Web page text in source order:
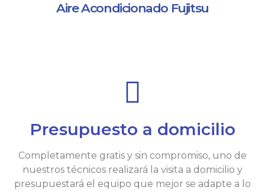
Aire Acondicionado Fujitsu
Presupuesto a domicilio
Completamente gratis y sin compromiso, uno de
nuestros técnicos realizará la visita a domicilio y
presupuestará el equipo que mejor se adapte a lo